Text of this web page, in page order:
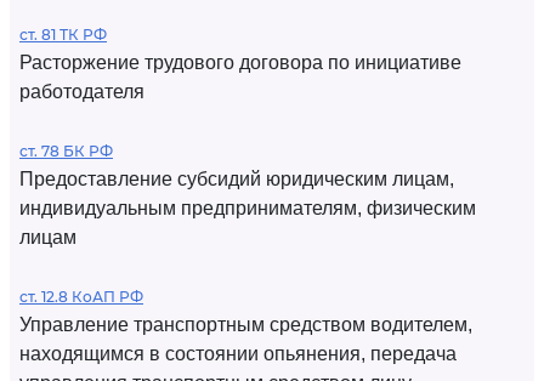
ст. 81 ТК РФ
Расторжение трудового договора по инициативе
работодателя
ст. 78 БК РФ
Предоставление субсидий юридическим лицам,
индивидуальным предпринимателям, физическим
лицам
ст. 12.8 КоАП РФ
Управление транспортным средством водителем,
находящимся в состоянии опьянения, передача